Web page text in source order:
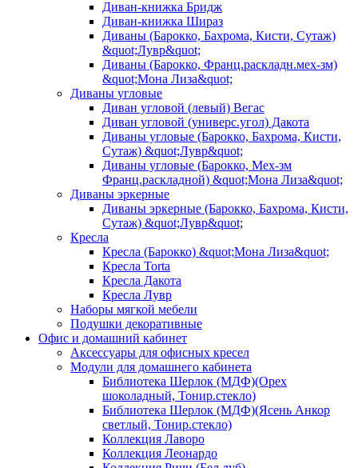
Диван-книжка Бридж
Диван-книжка Шираз
Диваны (Барокко, Бахрома, Кисти, Сутаж)
&quot;Лувр&quot;
Диваны (Барокко, Франц.раскладн.мех-зм)
&quot;Мона Лиза&quot;
Диваны угловые
Диван угловой (левый) Вегас
Диван угловой (универс.угол) Дакота
Диваны угловые (Барокко, Бахрома, Кисти,
Сутаж) &quot;Лувр&quot;
Диваны угловые (Барокко, Мех-зм
Франц.раскладной) &quot;Мона Лиза&quot;
Диваны эркерные
Диваны эркерные (Барокко, Бахрома, Кисти,
Сутаж) &quot;Лувр&quot;
Кресла
Кресла (Барокко) &quot;Мона Лиза&quot;
Кресла Torta
Кресла Дакота
Кресла Лувр
Наборы мягкой мебели
Подушки декоративные
Офис и домашний кабинет
Аксессуары для офисных кресел
Модули для домашнего кабинета
Библиотека Шерлок (МДФ)(Орех
шоколадный, Тонир.стекло)
Библиотека Шерлок (МДФ)(Ясень Анкор
светлый, Тонир.стекло)
Коллекция Лаворо
Коллекция Леонардо